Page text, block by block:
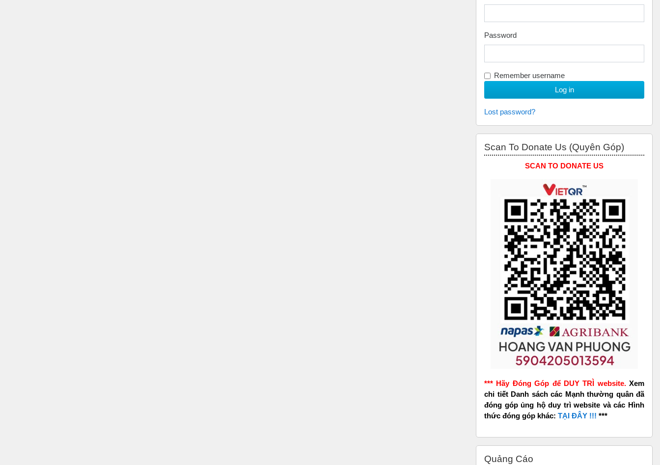
Password
Remember username
Lost password?
Scan To Donate Us (Quyên Góp)
SCAN TO DONATE US
*** Hãy Đóng Góp để DUY TRÌ website. Xem
chi tiết Danh sách các Mạnh thường quân đã
đóng góp ủng hộ duy trì website và các Hình
thức đóng góp khác: TẠI ĐÂY !!! ***
Quảng Cáo